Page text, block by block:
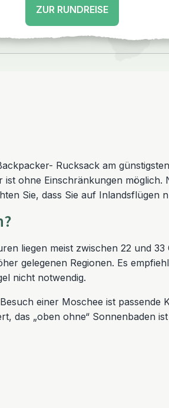
ZUR RUNDREISE
Rucksack am
ist ohne Einschränkungen
Sie, dass Sie auf Inlandsflügen
liegen meist zwischen 22 und
gelegenen Regionen. Es
nicht notwendig.
einer Moschee ist
das „oben ohne“ Sonnenbaden